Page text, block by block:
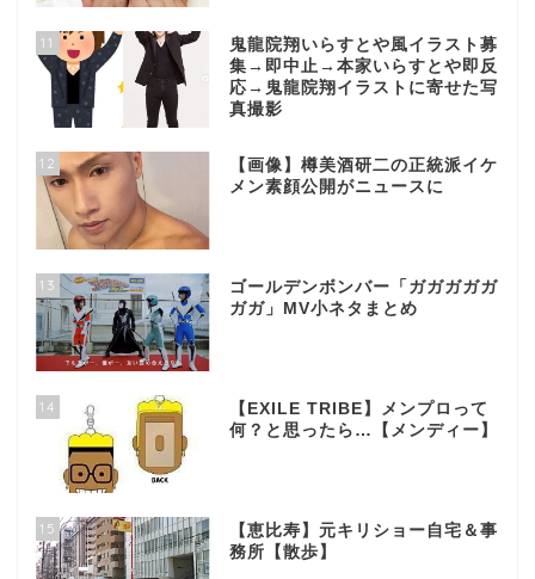
11
鬼龍院翔いらすとや風イラスト募
集→即中止→本家いらすとや即反
応→鬼龍院翔イラストに寄せた写
真撮影
12
【画像】樽美酒研二の正統派イケ
メン素顔公開がニュースに
13
ゴールデンボンバー「ガガガガガ
ガガ」MV小ネタまとめ
14
【EXILE TRIBE】メンプロって
何？と思ったら…【メンディー】
15
【恵比寿】元キリショー自宅＆事
務所【散歩】